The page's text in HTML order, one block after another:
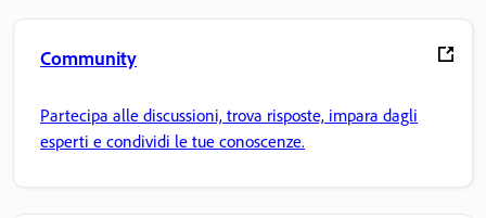
Community
Partecipa alle discussioni, trova risposte, impara dagli
esperti e condividi le tue conoscenze.